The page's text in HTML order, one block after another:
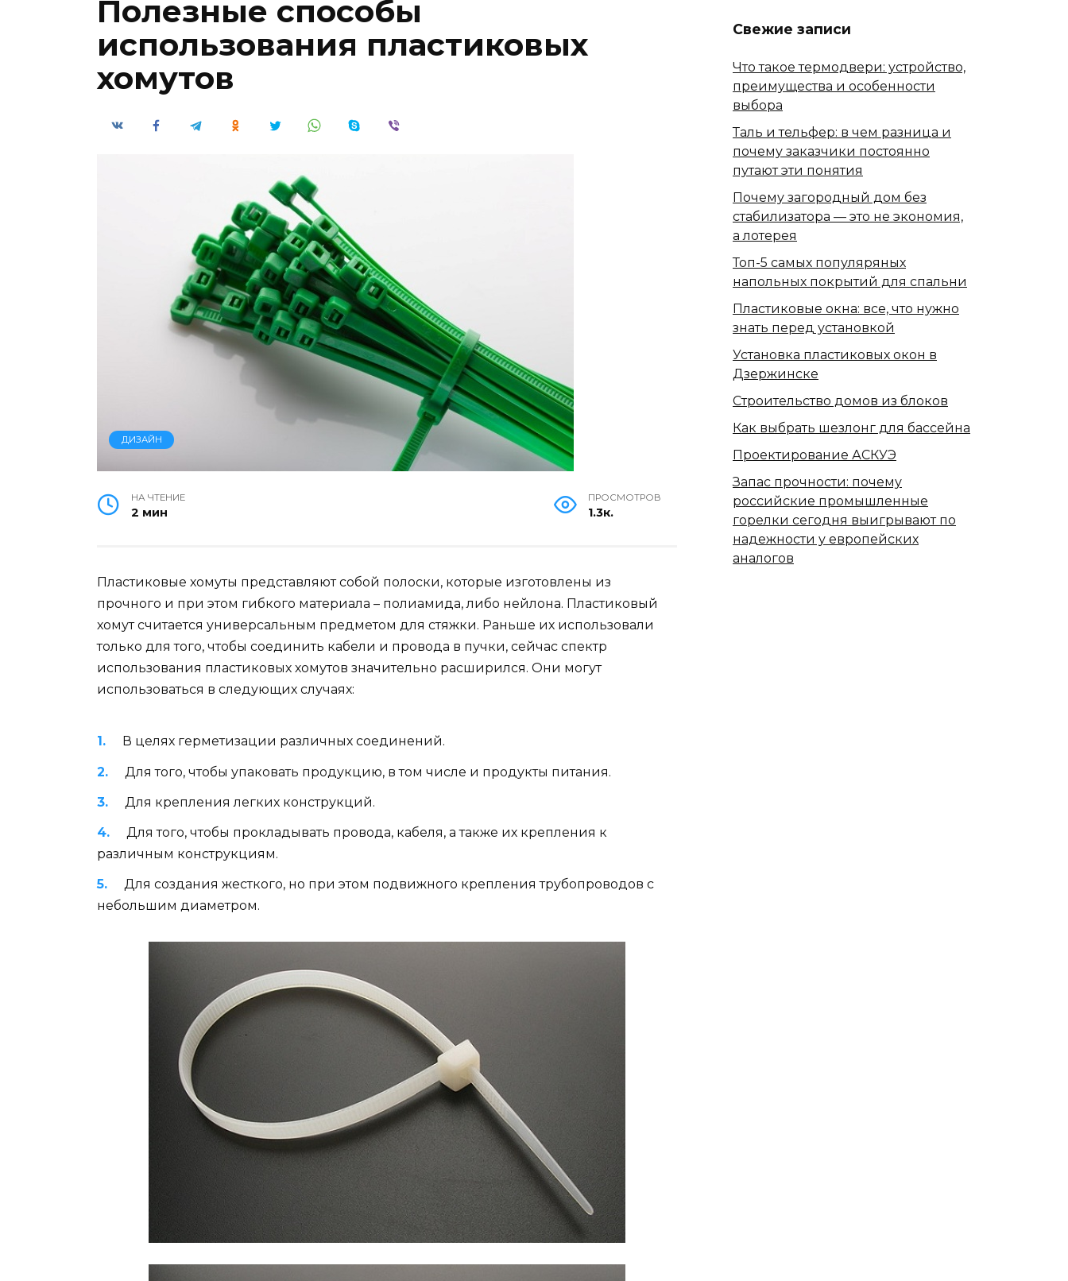
Полезные способы
использования пластиковых
хомутов
ДИЗАЙН
НА ЧТЕНИЕ
2 мин
ПРОСМОТРОВ
1.3к.
Пластиковые хомуты представляют собой полоски, которые изготовлены из
прочного и при этом гибкого материала – полиамида, либо нейлона. Пластиковый
хомут считается универсальным предметом для стяжки. Раньше их использовали
только для того, чтобы соединить кабели и провода в пучки, сейчас спектр
использования пластиковых хомутов значительно расширился. Они могут
использоваться в следующих случаях:
В целях герметизации различных соединений.
Для того, чтобы упаковать продукцию, в том числе и продукты питания.
Для крепления легких конструкций.
Для того, чтобы прокладывать провода, кабеля, а также их крепления к
различным конструкциям.
Для создания жесткого, но при этом подвижного крепления трубопроводов с
небольшим диаметром.
Свежие записи
Что такое термодвери: устройство,
преимущества и особенности
выбора
Таль и тельфер: в чем разница и
почему заказчики постоянно
путают эти понятия
Почему загородный дом без
стабилизатора — это не экономия,
а лотерея
Топ-5 самых популяряных
напольных покрытий для спальни
Пластиковые окна: все, что нужно
знать перед установкой
Установка пластиковых окон в
Дзержинске
Строительство домов из блоков
Как выбрать шезлонг для бассейна
Проектирование АСКУЭ
Запас прочности: почему
российские промышленные
горелки сегодня выигрывают по
надежности у европейских
аналогов